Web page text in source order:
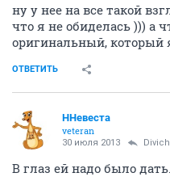
ну у нее на все такой
что я не обиделась ))) а
оригинальный, который
ОТВЕТИТЬ
ННевеста
veteran
30 июля 2013
В глаз ей надо было